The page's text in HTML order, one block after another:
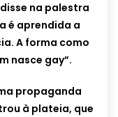
na palestra
é aprendida a
A forma como
nasce gay”.
propaganda
à plateia, que